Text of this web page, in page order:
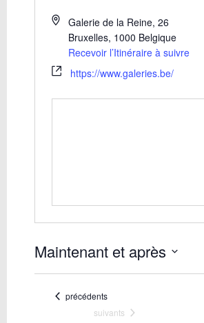
Galerie de la Reine, 26
Bruxelles, 1000 Belgique
Recevoir l’Itinéraire à suivre
https://www.galeries.be/
Maintenant et après
date.
Évènements
précédents
Évènements
suivants